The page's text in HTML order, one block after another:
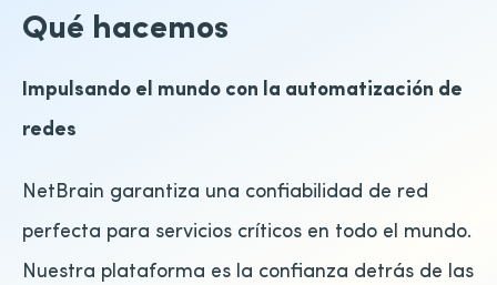
Qué hacemos
Impulsando el mundo con la automatización de
redes
NetBrain garantiza una confiabilidad de red
perfecta para servicios críticos en todo el mundo.
Nuestra plataforma es la confianza detrás de las